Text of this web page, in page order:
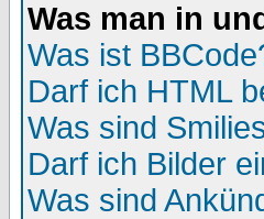
Was man in
Was ist
Darf ich HTML
Was sind
Darf ich Bilder
Was sind